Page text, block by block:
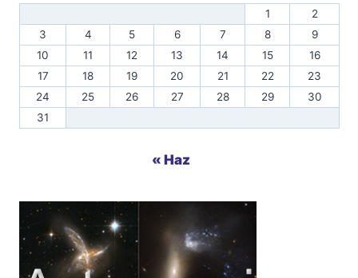
1
2
3
4 5 6 7 8
9
10
11 12 13 14 15
16
17
18 19 20 21 22
23
24
25 26 27 28 29
30
31
« Haz